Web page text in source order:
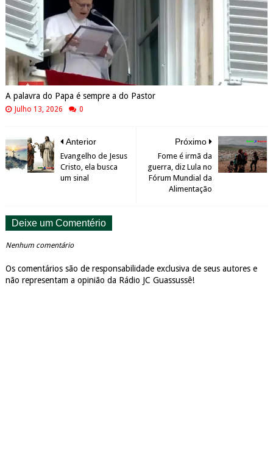
A palavra do Papa é sempre a do Pastor
Julho 13, 2026 0
Próximo
Fome é irmã da
guerra, diz Lula no
Fórum Mundial da
Alimentação
Anterior
Evangelho de Jesus
Cristo, ela busca
um sinal
Deixe um Comentério
Nenhum comentário
Os comentários são de responsabilidade exclusiva de seus autores e
não representam a opinião da Rádio JC Guassussê!